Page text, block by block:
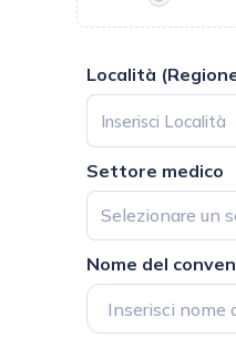
Località
Settore medico
Selezionare un
Nome del